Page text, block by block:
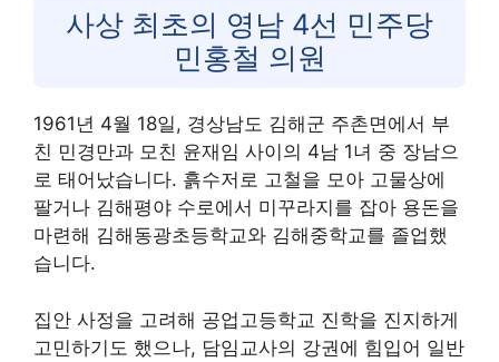
사상 최초의 영남 4선 민주당
민홍철 의원
1961년 4월 18일, 경상남도 김해군 주촌면에서 부
친 민경만과 모친 윤재임 사이의 4남 1녀 중 장남으
로 태어났습니다. 흙수저로 고철을 모아 고물상에
팔거나 김해평야 수로에서 미꾸라지를 잡아 용돈을
마련해 김해동광초등학교와 김해중학교를 졸업했
습니다.
집안 사정을 고려해 공업고등학교 진학을 진지하게
고민하기도 했으나, 담임교사의 강권에 힘입어 일반